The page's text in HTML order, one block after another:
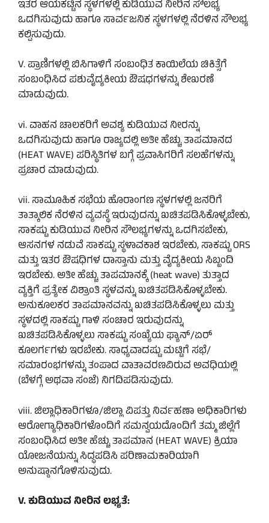
ಇತರ ಆಯಕಟ್ಟಿನ ಸ್ಥಳಗಳಲ್ಲಿ ಕುಡಿಯುವ ನೀರಿನ ಸೌಲಭ್ಯ
ಒದಗಿಸುವುದು ಹಾಗೂ ಸಾರ್ವಜನಿಕ ಸ್ಥಳಗಳಲ್ಲಿ ನೆರಳಿನ ಸೌಲಭ್ಯ
ಕಲ್ಪಿಸುವುದು.
V. ಪ್ರಾಣಿಗಳಲ್ಲಿ ಬಿಸಿಗಾಳಿಗೆ ಸಂಬಂಧಿತ ಕಾಯಿಲೆಯ ಚಿಕಿತ್ಸೆಗೆ
ಸಂಬಂಧಿಸಿದ ಪಶುವೈದ್ಯಕೀಯ ಔಷಧಗಳನ್ನು ಶೇಖರಣೆ
ಮಾಡುವುದು.
vi. ವಾಹನ ಚಾಲಕರಿಗೆ ಅವಶ್ಯ ಕುಡಿಯುವ ನೀರನ್ನು
ಒದಗಿಸುವುದು ಹಾಗೂ ರಾಜ್ಯದಲ್ಲಿ ಅತೀ ಹೆಚ್ಚು ತಾಪಮಾನದ
(HEAT WAVE) ಪರಿಸ್ಥಿತಿಗಳ ಬಗ್ಗೆ ಪ್ರವಾಸಿಗರಿಗೆ ಸಲಹೆಗಳನ್ನು
ಪ್ರಚಾರ ಮಾಡುವುದು.
vii. ಸಾಮೂಹಿಕ ಸಭೆಯ ಹೊರಾಂಗಣ ಸ್ಥಳಗಳಲ್ಲಿ ಜನರಿಗೆ
ತಾತ್ಕಾಲಿಕ ನೆರಳಿನ ವ್ಯವಸ್ಥೆ ಇರುವುದನ್ನು ಖಚಿತಪಡಿಸಿಕೊಳ್ಳಬೇಕು,
ಸಾಕಷ್ಟು ಕುಡಿಯುವ ನೀರಿನ ಸೌಲಭ್ಯಗಳನ್ನು ಒದಗಿಸಬೇಕು,
ಆಸನಗಳ ನಡುವೆ ಸಾಕಷ್ಟು ಸ್ಥಳಾವಕಾಶ ಇರಬೇಕು, ಸಾಕಷ್ಟು ORS
ಮತ್ತು ಇತರ ಔಷಧಿಗಳ ದಾಸ್ತಾನು ಮತ್ತು ವೈದ್ಯಕೀಯ ಸಿಬ್ಬಂದಿ
ಇರಬೇಕು. ಅತೀ ಹೆಚ್ಚು ತಾಪಮಾನಕ್ಕೆ (heat wave) ತುತ್ತಾದ
ವ್ಯಕ್ತಿಗೆ ಪ್ರತ್ಯೇಕ ವಿಶ್ರಾಂತಿ ಸ್ಥಳವನ್ನು ಖಚಿತಪಡಿಸಿಕೊಳ್ಳಬೇಕು.
ಅನುಕೂಲಕರ ತಾಪಮಾನವನ್ನು ಖಚಿತಪಡಿಸಿಕೊಳ್ಳಲು ಮತ್ತು
ಸ್ಥಳದಲ್ಲಿ ಸಾಕಷ್ಟು ಗಾಳಿ ಸಂಚಾರ ಇರುವುದನ್ನು
ಖಚಿತಪಡಿಸಿಕೊಳ್ಳಲು ಸಾಕಷ್ಟು ಸಂಖ್ಯೆಯ ಫ್ಯಾನ್/ಏರ್
ಕೂಲರ್ಗಗಳು ಇರಬೇಕು. ಸಾಧ್ಯವಾದಷ್ಟು ಮಟ್ಟಿಗೆ ಸಭೆ/
ಸಮಾರಂಭಗಳನ್ನು ತಂಪಾದ ವಾತಾವರಣವಿರುವ ಅವಧಿಯಲ್ಲಿ
(ಬೆಳಗ್ಗೆ ಅಥವಾ ಸಂಜೆ) ನಿಗದಿಪಡಿಸುವುದು.
viii. ಜಿಲ್ಲಾಧಿಕಾರಿಗಳೂ/ಜಿಲ್ಲಾ ವಿಪತ್ತು ನಿರ್ವಹಣಾ ಅಧಿಕಾರಿಗಳು
ಆರೋಗ್ಯಾಧಿಕಾರಿಗಳೊಂದಿಗೆ ಸಮನ್ವಯದೊಂದಿಗೆ ತಮ್ಮ ಜಿಲ್ಲೆಗೆ
ಸಂಬಂಧಿಸಿದ ಅತೀ ಹೆಚ್ಚು ತಾಪಮಾನ (HEAT WAVE) ಕ್ರಿಯಾ
ಯೋಜನೆಯನ್ನು ಸಿದ್ಧಪಡಿಸಿ ಪರಿಣಾಮಕಾರಿಯಾಗಿ
ಅನುಷ್ಠಾನಗೊಳಿಸುವುದು.
V. ಕುಡಿಯುವ ನೀರಿನ ಲಭ್ಯತೆ: